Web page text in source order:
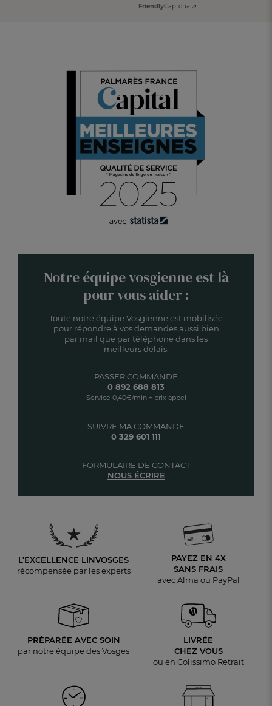
FriendlyCaptcha ⇗
Notre équipe vosgienne est là
pour vous aider :
Toute notre équipe Vosgienne est mobilisée
pour répondre à vos demandes aussi bien
par mail que par téléphone dans les
meilleurs délais.
SUIVRE MA COMMANDE
0 329 601 111
PASSER COMMANDE
0 892 688 813
Service 0,40€/min + prix appel
FORMULAIRE DE CONTACT
NOUS ÉCRIRE
L’EXCELLENCE LINVOSGES
récompensée par les experts
PAYEZ EN 4X
SANS FRAIS
avec Alma ou PayPal
PRÉPARÉE AVEC SOIN
par notre équipe des Vosges
LIVRÉE
CHEZ VOUS
ou en Colissimo Retrait